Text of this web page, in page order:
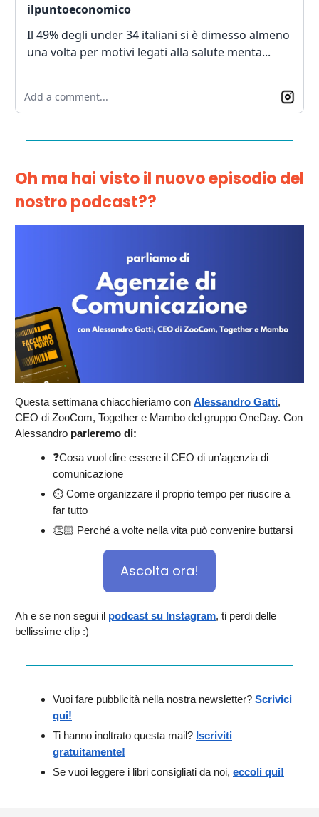
ilpuntoeconomico
Il 49% degli under 34 italiani si è dimesso almeno
una volta per motivi legati alla salute menta...
Add a comment...
Oh ma hai visto il nuovo episodio del
nostro podcast??
Questa settimana chiacchieriamo con Alessandro Gatti,
CEO di ZooCom, Together e Mambo del gruppo OneDay. Con
Alessandro parleremo di:
❓Cosa vuol dire essere il CEO di un’agenzia di
comunicazione
⏱️ Come organizzare il proprio tempo per riuscire a
far tutto
👏🏻 Perché a volte nella vita può convenire buttarsi
Ascolta ora!
Ah e se non segui il podcast su Instagram, ti perdi delle
bellissime clip :)
Vuoi fare pubblicità nella nostra newsletter? Scrivici
qui!
Ti hanno inoltrato questa mail? Iscriviti
gratuitamente!
Se vuoi leggere i libri consigliati da noi, eccoli qui!